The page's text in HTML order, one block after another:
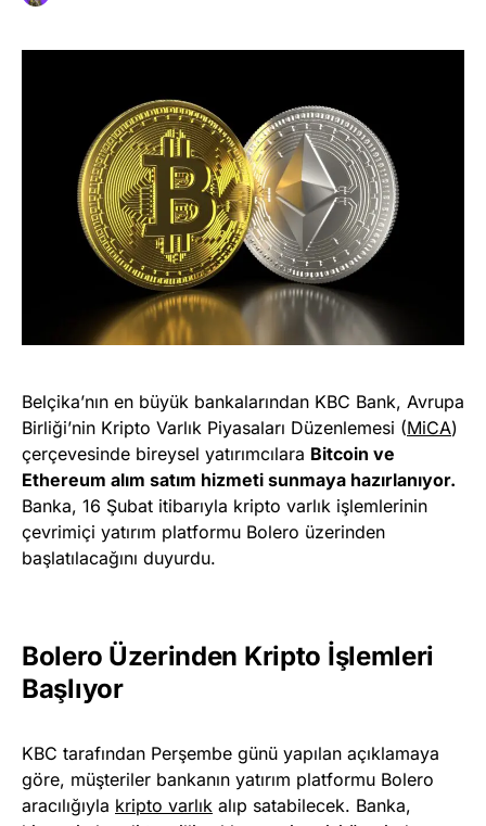
Belçika’nın en büyük bankalarından KBC Bank, Avrupa
Birliği’nin Kripto Varlık Piyasaları Düzenlemesi (MiCA)
çerçevesinde bireysel yatırımcılara Bitcoin ve
Ethereum alım satım hizmeti sunmaya hazırlanıyor.
Banka, 16 Şubat itibarıyla kripto varlık işlemlerinin
çevrimiçi yatırım platformu Bolero üzerinden
başlatılacağını duyurdu.
Bolero Üzerinden Kripto İşlemleri
Başlıyor
KBC tarafından Perşembe günü yapılan açıklamaya
göre, müşteriler bankanın yatırım platformu Bolero
aracılığıyla kripto varlık alıp satabilecek. Banka,